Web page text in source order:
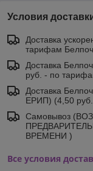
Условия
Доставка
тарифам
Доставка
руб. - по
Доставка
ЕРИП) (4,50 руб.
Самовывоз
ВРЕМЕНИ )
Все условия